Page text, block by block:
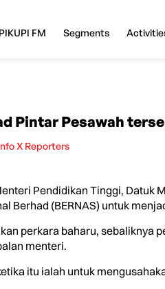
FM Segments
Pintar Pesawah
X Reporters
Pendidikan Tinggi, Datuk
Berhad (BERNAS) untuk
perkara baharu, sebaliknya
menteri.
itu ialah untuk